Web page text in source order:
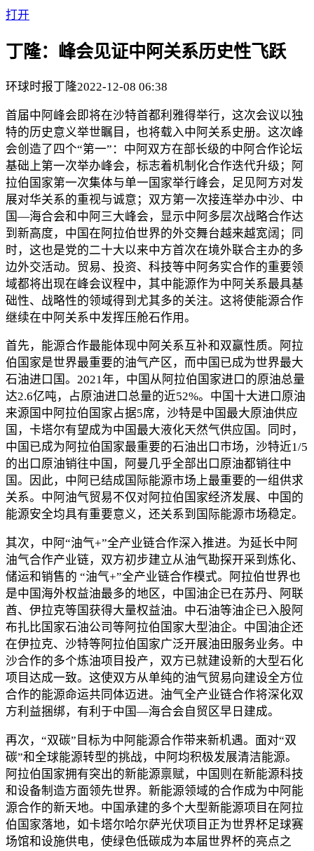
打开
丁隆：峰会见证中阿关系历史性飞跃
环球时报丁隆2022-12-08 06:38
首届中阿峰会即将在沙特首都利雅得举行，这次会议以独
特的历史意义举世瞩目，也将载入中阿关系史册。这次峰
会创造了四个“第一”：中阿双方在部长级的中阿合作论坛
基础上第一次举办峰会，标志着机制化合作迭代升级；阿
拉伯国家第一次集体与单一国家举行峰会，足见阿方对发
展对华关系的重视与诚意；双方第一次接连举办中沙、中
国—海合会和中阿三大峰会，显示中阿多层次战略合作达
到新高度，中国在阿拉伯世界的外交舞台越来越宽阔；同
时，这也是党的二十大以来中方首次在境外联合主办的多
边外交活动。贸易、投资、科技等中阿务实合作的重要领
域都将出现在峰会议程中，其中能源作为中阿关系最具基
础性、战略性的领域得到尤其多的关注。这将使能源合作
继续在中阿关系中发挥压舱石作用。
首先，能源合作最能体现中阿关系互补和双赢性质。阿拉
伯国家是世界最重要的油气产区，而中国已成为世界最大
石油进口国。2021年，中国从阿拉伯国家进口的原油总量
达2.6亿吨，占原油进口总量的近52%。中国十大进口原油
来源国中阿拉伯国家占据5席，沙特是中国最大原油供应
国，卡塔尔有望成为中国最大液化天然气供应国。同时，
中国已成为阿拉伯国家最重要的石油出口市场，沙特近1/5
的出口原油销往中国，阿曼几乎全部出口原油都销往中
国。因此，中阿已结成国际能源市场上最重要的一组供求
关系。中阿油气贸易不仅对阿拉伯国家经济发展、中国的
能源安全均具有重要意义，还关系到国际能源市场稳定。
其次，中阿“油气+”全产业链合作深入推进。为延长中阿
油气合作产业链，双方初步建立从油气勘探开采到炼化、
储运和销售的 “油气+”全产业链合作模式。阿拉伯世界也
是中国海外权益油最多的地区，中国油企已在苏丹、阿联
酋、伊拉克等国获得大量权益油。中石油等油企已入股阿
布扎比国家石油公司等阿拉伯国家大型油企。中国油企还
在伊拉克、沙特等阿拉伯国家广泛开展油田服务业务。中
沙合作的多个炼油项目投产，双方已就建设新的大型石化
项目达成一致。这使双方从单纯的油气贸易向建设全方位
合作的能源命运共同体迈进。油气全产业链合作将深化双
方利益捆绑，有利于中国—海合会自贸区早日建成。
再次，“双碳”目标为中阿能源合作带来新机遇。面对“双
碳”和全球能源转型的挑战，中阿均积极发展清洁能源。
阿拉伯国家拥有突出的新能源禀赋，中国则在新能源科技
和设备制造方面领先世界。新能源领域的合作成为中阿能
源合作的新天地。中国承建的多个大型新能源项目在阿拉
伯国家落地，如卡塔尔哈尔萨光伏项目正为世界杯足球赛
场馆和设施供电，使绿色低碳成为本届世界杯的亮点之